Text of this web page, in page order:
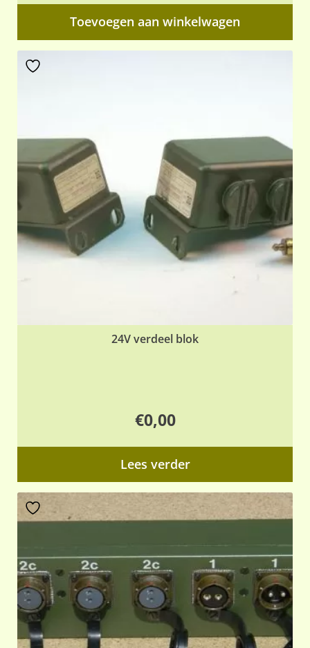
Toevoegen aan winkelwagen
24V verdeel blok
€0,00
Lees verder